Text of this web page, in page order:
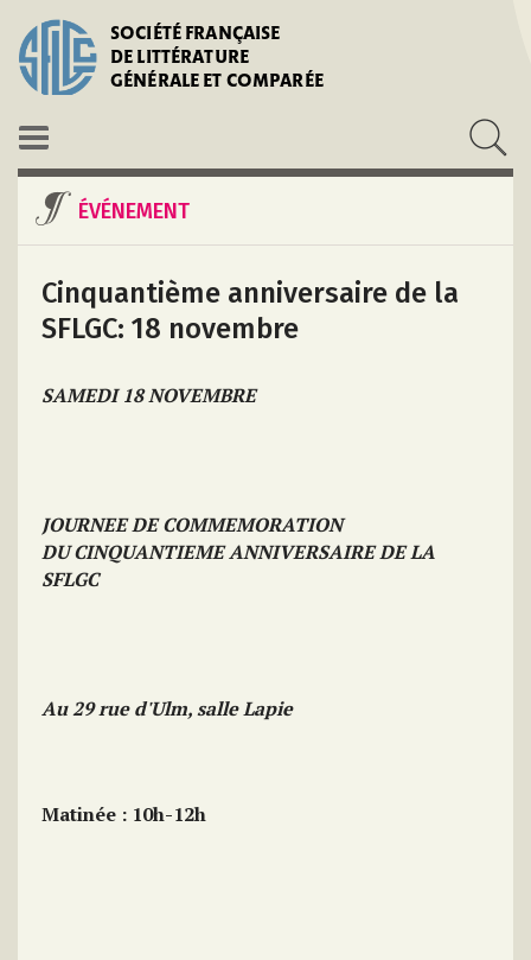
SOCIÉTÉ FRANÇAISE
DE LITTÉRATURE
GÉNÉRALE ET COMPARÉE
ÉVÉNEMENT
Cinquantième anniversaire de la
SFLGC: 18 novembre
SAMEDI 18 NOVEMBRE
JOURNEE DE COMMEMORATION
DU CINQUANTIEME ANNIVERSAIRE DE LA
SFLGC
Au 29 rue d'Ulm, salle Lapie
Matinée : 10h-12h